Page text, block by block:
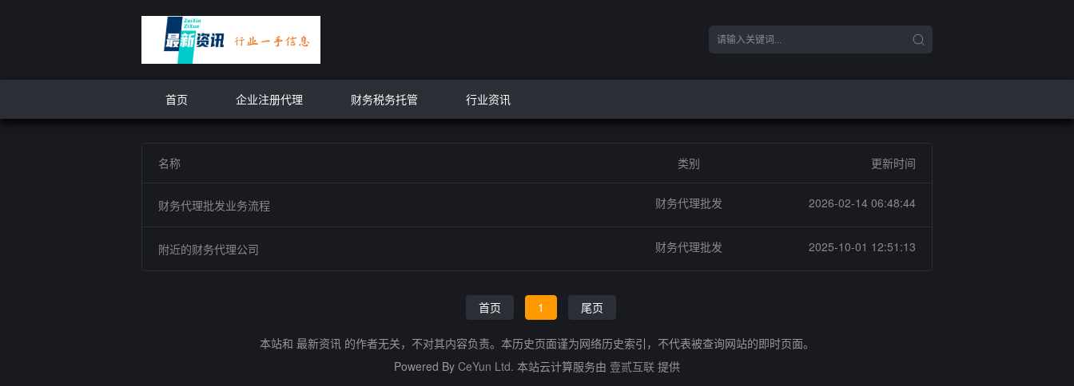
首页 企业注册代理 财务税务托管 行业资讯
名称 类别 更新时间
财务代理批发业务流程 财务代理批发 2026-02-14 06:48:44
附近的财务代理公司 财务代理批发 2025-10-01 12:51:13
首页 1 尾页
本站和 最新资讯 的作者无关，不对其内容负责。本历史页面谨为网络历史索引，不代表被查询网站的即时页面。
Powered By CeYun Ltd. 本站云计算服务由 壹贰互联 提供